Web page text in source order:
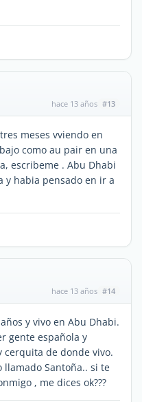
hace 13 años #13
meses vviendo en
como au pair en una
escribeme . Abu Dhabi
y habia pensado en ir a
hace 13 años #14
y vivo en Abu Dhabi.
gente española y
de donde vivo.
llamado Santoña.. si te
, me dices ok???